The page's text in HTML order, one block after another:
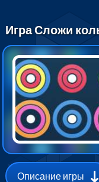
Игра Сложи
Описание игры